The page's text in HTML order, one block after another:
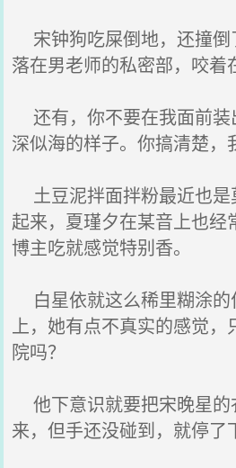
宋钟狗吃屎倒地，还撞倒
落在男老师的私密部，咬着
还有，你不要在我面前装
深似海的样子。你搞清楚，
土豆泥拌面拌粉最近也是
起来，夏瑾夕在某音上也经
博主吃就感觉特别香。
白星依就这么稀里糊涂的
上，她有点不真实的感觉，
院吗？
他下意识就要把宋晚星的
来，但手还没碰到，就停了